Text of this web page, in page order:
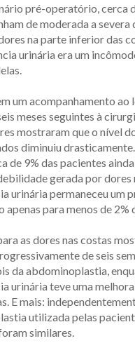
pré-operatório, cerca
de moderada a
na parte inferior das
urinária era um
um acompanhamento ao
meses seguintes à
mostraram que o nível
diminuiu drasticamente.
de 9% das pacientes
gerada por dores
urinária permaneceu um
para menos de 2%
as dores nas costas
de seis
da abdominoplastia,
urinária teve uma
E mais:
utilizada pelas
similares.